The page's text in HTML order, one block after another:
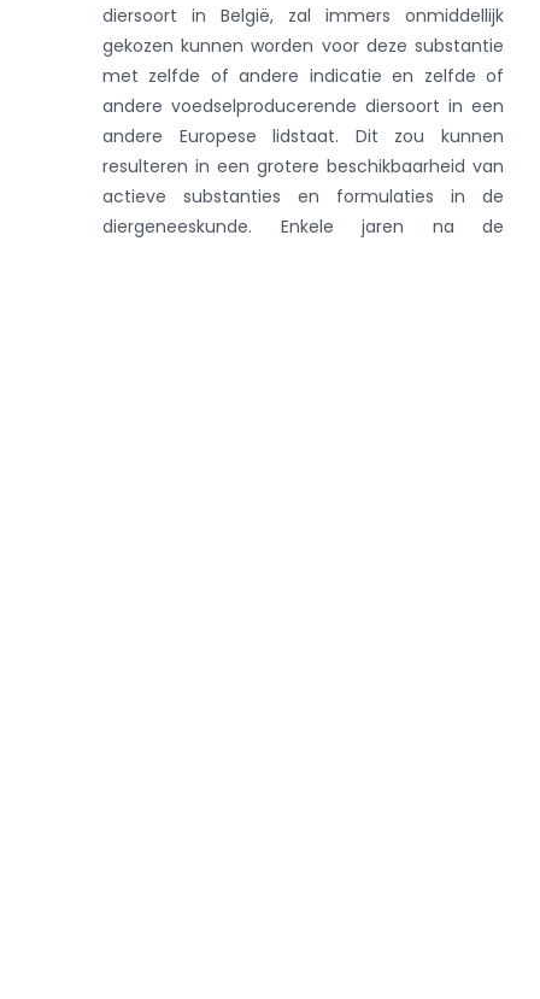
diersoort in België, zal immers onmiddellijk
gekozen kunnen worden voor deze substantie
met zelfde of andere indicatie en zelfde of
andere voedselproducerende diersoort in een
andere Europese lidstaat. Dit zou kunnen
resulteren in een grotere beschikbaarheid van
actieve substanties en formulaties in de
diergeneeskunde. Enkele jaren na de